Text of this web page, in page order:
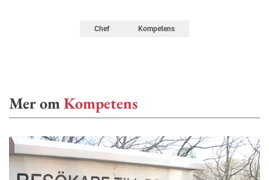
Chef Kompetens
Mer omKompetens